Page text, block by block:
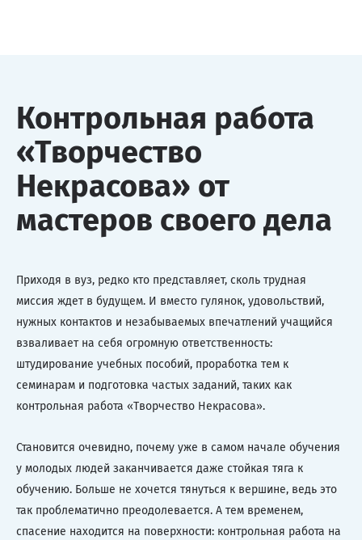
Контрольная работа
«Творчество
Некрасова» от
мастеров своего дела
Приходя в вуз, редко кто представляет, сколь трудная
миссия ждет в будущем. И вместо гулянок, удовольствий,
нужных контактов и незабываемых впечатлений учащийся
взваливает на себя огромную ответственность:
штудирование учебных пособий, проработка тем к
семинарам и подготовка частых заданий, таких как
контрольная работа «Творчество Некрасова».
Становится очевидно, почему уже в самом начале обучения
у молодых людей заканчивается даже стойкая тяга к
обучению. Больше не хочется тянуться к вершине, ведь это
так проблематично преодолевается. А тем временем,
спасение находится на поверхности: контрольная работа на